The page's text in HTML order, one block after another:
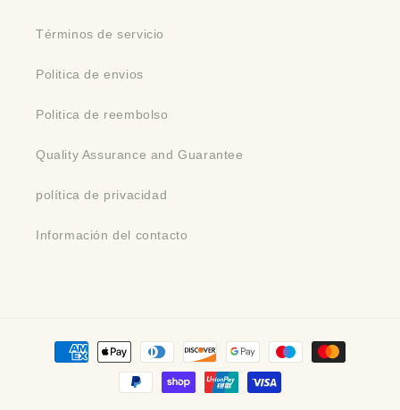
Términos de servicio
Politica de envios
Politica de reembolso
Quality Assurance and Guarantee
política de privacidad
Información del contacto
Formas